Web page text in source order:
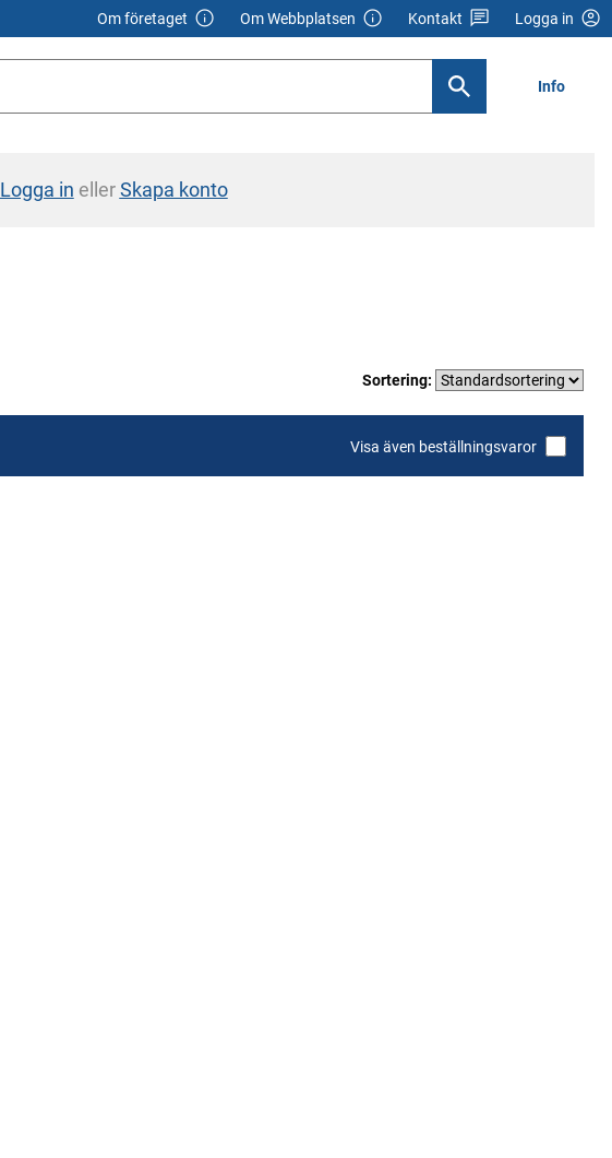
Om företaget Om Webbplatsen Kontakt Logga in
Info
Logga in ellerSkapa konto
Sortering:
Visa även beställningsvaror